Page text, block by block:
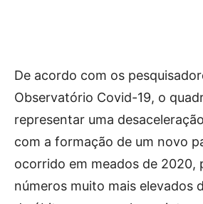
De acordo com os
Observatório Covid-19, o
representar uma
com a formação de um novo
ocorrido em meados de 2020,
números muito mais elevados